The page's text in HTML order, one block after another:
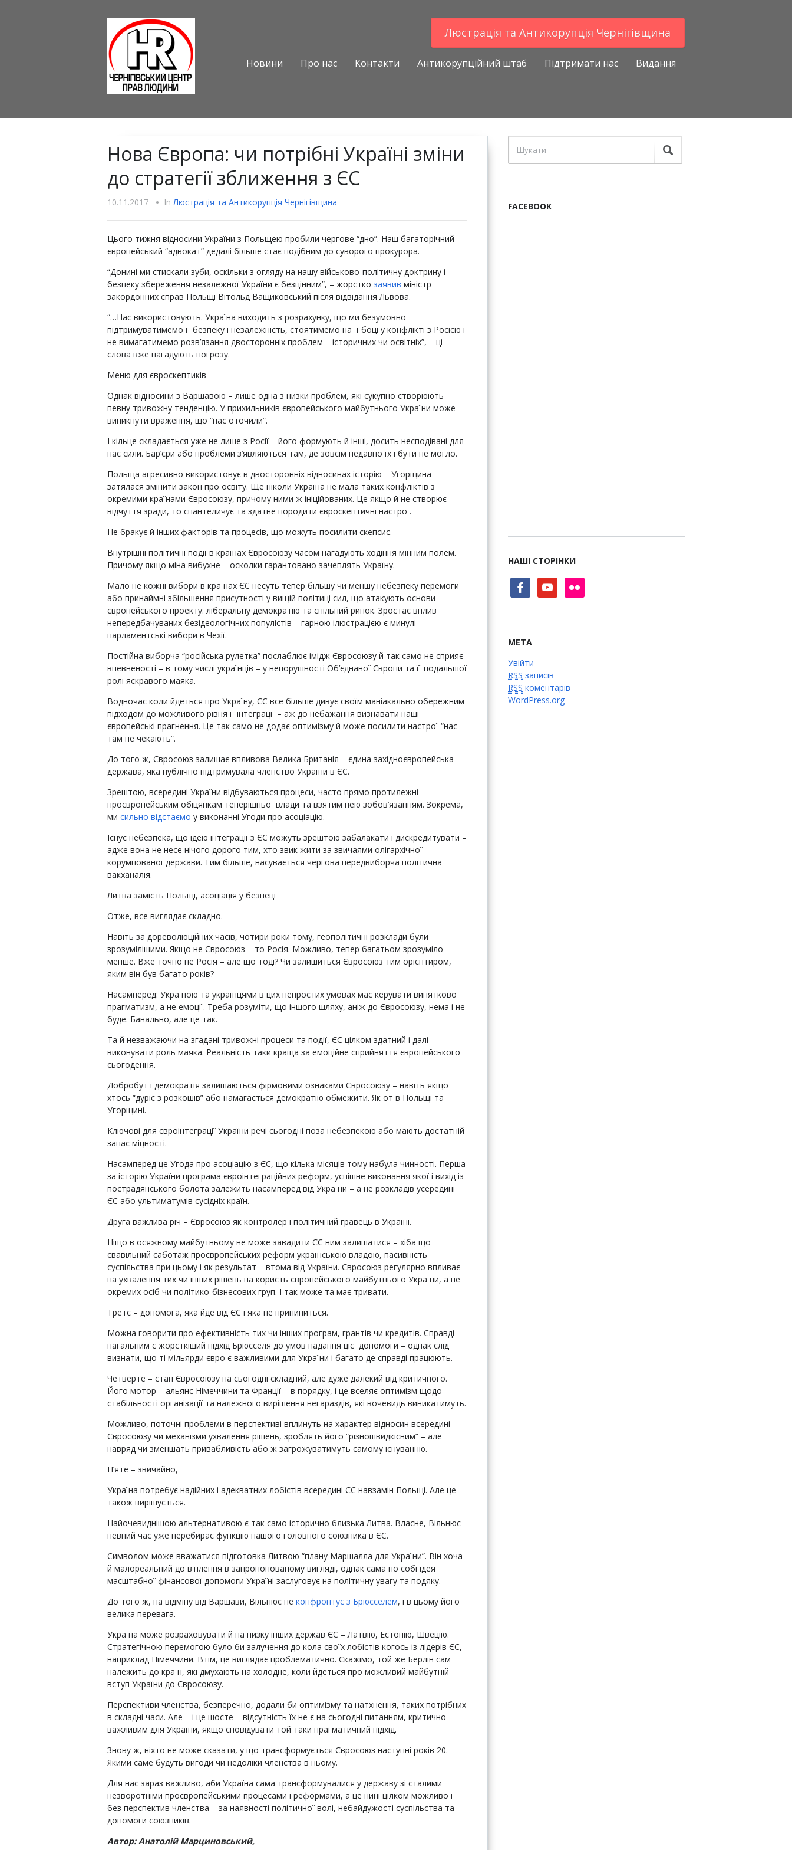
Люстрацiя та Антикорупцiя Чернігівщина
Новини Про нас Контакти Антикорупційний штаб Підтримати нас Видання
Нова Європа: чи потрібні Україні зміни
до стратегії зближення з ЄС
10.11.2017 • InЛюстрацiя та Антикорупцiя Чернігівщина
Цього тижня відносини України з Польщею пробили чергове “дно”. Наш багаторічний
європейський “адвокат” дедалі більше стає подібним до суворого прокурора.
“Донині ми стискали зуби, оскільки з огляду на нашу військово-політичну доктрину і
безпеку збереження незалежної України є безцінним”, – жорстко заявив міністр
закордонних справ Польщі Вітольд Ващиковський після відвідання Львова.
“…Нас використовують. Україна виходить з розрахунку, що ми безумовно
підтримуватимемо її безпеку і незалежність, стоятимемо на її боці у конфлікті з Росією і
не вимагатимемо розв’язання двосторонніх проблем – історичних чи освітніх”, – ці
слова вже нагадують погрозу.
Меню для євроскептиків
Однак відносини з Варшавою – лише одна з низки проблем, які сукупно створюють
певну тривожну тенденцію. У прихильників європейського майбутнього України може
виникнути враження, що “нас оточили”.
І кільце складається уже не лише з Росії – його формують й інші, досить несподівані для
нас сили. Бар’єри або проблеми з’являються там, де зовсім недавно їх і бути не могло.
Польща агресивно використовує в двосторонніх відносинах історію – Угорщина
затялася змінити закон про освіту. Ще ніколи Україна не мала таких конфліктів з
окремими країнами Євросоюзу, причому ними ж ініційованих. Це якщо й не створює
відчуття зради, то спантеличує та здатне породити євроскептичні настрої.
Не бракує й інших факторів та процесів, що можуть посилити скепсис.
Внутрішні політичні події в країнах Євросоюзу часом нагадують ходіння мінним полем.
Причому якщо міна вибухне – осколки гарантовано зачеплять Україну.
Мало не кожні вибори в країнах ЄС несуть тепер більшу чи меншу небезпеку перемоги
або принаймні збільшення присутності у вищій політиці сил, що атакують основи
європейського проекту: ліберальну демократію та спільний ринок. Зростає вплив
непередбачуваних безідеологічних популістів – гарною ілюстрацією є минулі
парламентські вибори в Чехії.
Постійна виборча “російська рулетка” послаблює імідж Євросоюзу й так само не сприяє
впевненості – в тому числі українців – у непорушності Об’єднаної Європи та її подальшої
ролі яскравого маяка.
Водночас коли йдеться про Україну, ЄС все більше дивує своїм маніакально обережним
підходом до можливого рівня її інтеграції – аж до небажання визнавати наші
європейські прагнення. Це так само не додає оптимізму й може посилити настрої “нас
там не чекають”.
До того ж, Євросоюз залишає впливова Велика Британія – єдина західноєвропейська
держава, яка публічно підтримувала членство України в ЄС.
Зрештою, всередині України відбуваються процеси, часто прямо протилежні
проєвропейським обіцянкам теперішньої влади та взятим нею зобов’язанням. Зокрема,
ми сильно відстаємо у виконанні Угоди про асоціацію.
Існує небезпека, що ідею інтеграції з ЄС можуть зрештою забалакати і дискредитувати –
адже вона не несе нічого дорого тим, хто звик жити за звичаями олігархічної
корумпованої держави. Тим більше, насувається чергова передвиборча політична
вакханалія.
Литва замість Польщі, асоціація у безпеці
Отже, все виглядає складно.
Навіть за дореволюційних часів, чотири роки тому, геополітичні розклади були
зрозумілішими. Якщо не Євросоюз – то Росія. Можливо, тепер багатьом зрозуміло
менше. Вже точно не Росія – але що тоді? Чи залишиться Євросоюз тим орієнтиром,
яким він був багато років?
Насамперед: Україною та українцями в цих непростих умовах має керувати винятково
прагматизм, а не емоції. Треба розуміти, що іншого шляху, аніж до Євросоюзу, нема і не
буде. Банально, але це так.
Та й незважаючи на згадані тривожні процеси та події, ЄС цілком здатний і далі
виконувати роль маяка. Реальність таки краща за емоційне сприйняття європейського
сьогодення.
Добробут і демократія залишаються фірмовими ознаками Євросоюзу – навіть якщо
хтось “дуріє з розкошів” або намагається демократію обмежити. Як от в Польщі та
Угорщині.
Ключові для євроінтеграції України речі сьогодні поза небезпекою або мають достатній
запас міцності.
Насамперед це Угода про асоціацію з ЄС, що кілька місяців тому набула чинності. Перша
за історію України програма євроінтеграційних реформ, успішне виконання якої і вихід із
пострадянського болота залежить насамперед від України – а не розкладів усередині
ЄС або ультиматумів сусідніх країн.
Друга важлива річ – Євросоюз як контролер і політичний гравець в Україні.
Ніщо в осяжному майбутньому не може завадити ЄС ним залишатися – хіба що
свавільний саботаж проєвропейських реформ українською владою, пасивність
суспільства при цьому і як результат – втома від України. Євросоюз регулярно впливає
на ухвалення тих чи інших рішень на користь європейського майбутнього України, а не
окремих осіб чи політико-бізнесових груп. І так може та має тривати.
Третє – допомога, яка йде від ЄС і яка не припиниться.
Можна говорити про ефективність тих чи інших програм, грантів чи кредитів. Справді
нагальним є жорсткіший підхід Брюсселя до умов надання цієї допомоги – однак слід
визнати, що ті мільярди євро є важливими для України і багато де справді працюють.
Четверте – стан Євросоюзу на сьогодні складний, але дуже далекий від критичного.
Його мотор – альянс Німеччини та Франції – в порядку, і це вселяє оптимізм щодо
стабільності організації та належного вирішення негараздів, які вочевидь виникатимуть.
Можливо, поточні проблеми в перспективі вплинуть на характер відносин всередині
Євросоюзу чи механізми ухвалення рішень, зроблять його “різношвидкісним” – але
навряд чи зменшать привабливість або ж загрожуватимуть самому існуванню.
П’яте – звичайно,
Україна потребує надійних і адекватних лобістів всередині ЄС навзамін Польщі. Але це
також вирішується.
Найочевиднішою альтернативою є так само історично близька Литва. Власне, Вільнюс
певний час уже перебирає функцію нашого головного союзника в ЄС.
Символом може вважатися підготовка Литвою “плану Маршалла для України”. Він хоча
й малореальний до втілення в запропонованому вигляді, однак сама по собі ідея
масштабної фінансової допомоги Україні заслуговує на політичну увагу та подяку.
До того ж, на відміну від Варшави, Вільнюс не конфронтує з Брюсселем, і в цьому його
велика перевага.
Україна може розраховувати й на низку інших держав ЄС – Латвію, Естонію, Швецію.
Стратегічною перемогою було би залучення до кола своїх лобістів когось із лідерів ЄС,
наприклад Німеччини. Втім, це виглядає проблематично. Скажімо, той же Берлін сам
належить до країн, які дмухають на холодне, коли йдеться про можливий майбутній
вступ України до Євросоюзу.
Перспективи членства, безперечно, додали би оптимізму та натхнення, таких потрібних
в складні часи. Але – і це шосте – відсутність їх не є на сьогодні питанням, критично
важливим для України, якщо сповідувати той таки прагматичний підхід.
Знову ж, ніхто не може сказати, у що трансформується Євросоюз наступні років 20.
Якими саме будуть вигоди чи недоліки членства в ньому.
Для нас зараз важливо, аби Україна сама трансформувалися у державу зі сталими
незворотніми проєвропейськими процесами і реформами, а це нині цілком можливо і
без перспектив членства – за наявності політичної волі, небайдужості суспільства та
допомоги союзників.
Автор: Анатолій Марциновський,
FACEBOOK
НАШІ СТОРІНКИ
facebookyoutube flickr
МЕТА
Увійти
RSS записів
RSS коментарів
WordPress.org